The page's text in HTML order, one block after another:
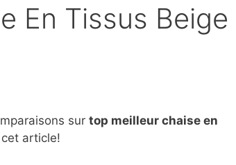
En Tissus Beige
sur top meilleur chaise en
article!